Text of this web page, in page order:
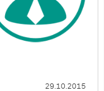
29.10.2015